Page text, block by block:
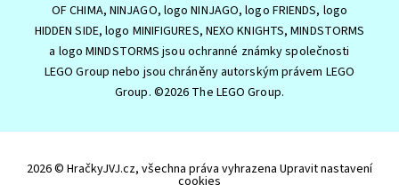
OF CHIMA, NINJAGO, logo NINJAGO, logo FRIENDS, logo
HIDDEN SIDE, logo MINIFIGURES, NEXO KNIGHTS, MINDSTORMS
a logo MINDSTORMS jsou ochranné známky společnosti
LEGO Group nebo jsou chráněny autorským právem LEGO
Group. ©2026 The LEGO Group.
2026 © HračkyJVJ.cz, všechna práva vyhrazena Upravit nastavení
cookies